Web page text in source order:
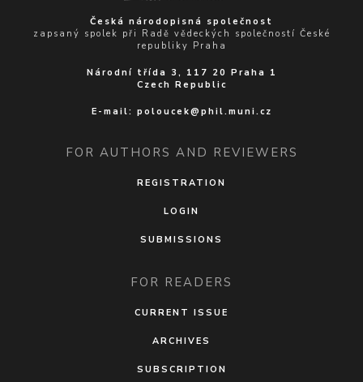
Česká národopisná společnost
zapsaný spolek při Radě vědeckých společností České
republiky Praha
Národní třída 3, 117 20 Praha 1
Czech Republic
E-mail: poloucek@phil.muni.cz
FOR AUTHORS AND REVIEWERS
REGISTRATION
LOGIN
SUBMISSIONS
FOR READERS
CURRENT ISSUE
ARCHIVES
SUBSCRIPTION